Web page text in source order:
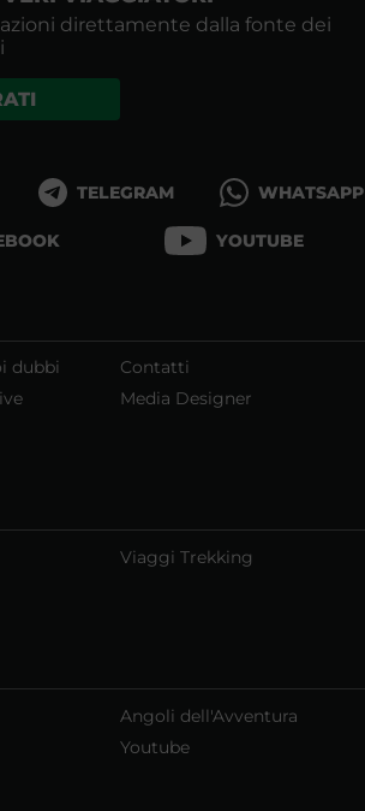
direttamente dalla fonte dei
TELEGRAM WHATSAPP
YOUTUBE
dubbi Contatti
Media Designer
Viaggi Trekking
Angoli dell'Avventura
Youtube